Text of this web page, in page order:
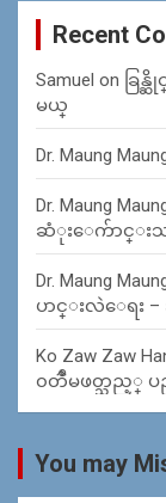
Recent
Samuel on ခြ
မယ္
Dr. Maung
Dr. Maung
ဆံုးေက်ာင္းသာ
Dr. Maung
ပာင္းလဲေရး
Ko Zaw Zaw
၀တၳဳမဖတ္သည့္
You may